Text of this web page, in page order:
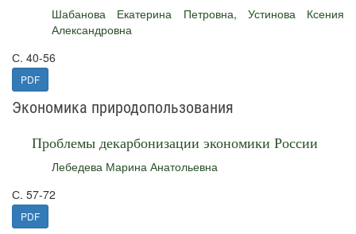
Шабанова Екатерина Петровна, Устинова Ксения
Александровна
С. 40-56
PDF
Экономика природопользования
Проблемы декарбонизации экономики России
Лебедева Марина Анатольевна
С. 57-72
PDF